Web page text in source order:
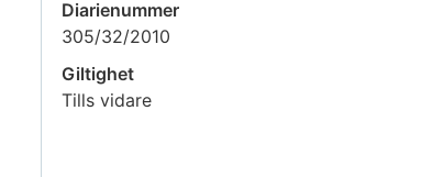
Diarienummer
305/32/2010
Giltighet
Tills vidare